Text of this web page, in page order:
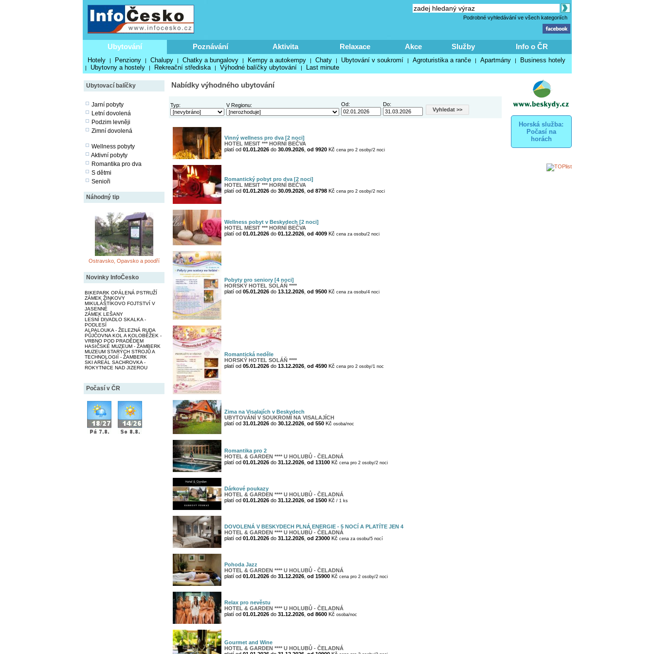
Podrobné vyhledávání ve všech kategoriích
Ubytování Poznávání Aktivita Relaxace Akce Služby Info o ČR
Hotely | Penziony | Chalupy | Chatky a bungalovy | Kempy a autokempy | Chaty | Ubytování v soukromí | Agroturistika a ranče | Apartmány | Business hotely
| Ubytovny a hostely | Rekreační střediska | Výhodné balíčky ubytování | Last minute
Ubytovací balíčky
Jarní pobyty
Letní dovolená
Podzim levněji
Zimní dovolená
Wellness pobyty
Aktivní pobyty
Romantika pro dva
S dětmi
Senioři
Náhodný tip
Ostravsko, Opavsko a poodří
Novinky InfoČesko
BIKEPARK OPÁLENÁ PSTRUŽÍ
ZÁMEK ŽINKOVY
MIKULÁŠTÍKOVO FOJTSTVÍ V
JASENNÉ
ZÁMEK LEŠANY
LESNÍ DIVADLO SKALKA -
PODLESÍ
ALPALOUKA - ŽELEZNÁ RUDA
PŮJČOVNA KOL A KOLOBĚŽEK -
VRBNO POD PRADĚDEM
HASIČSKÉ MUZEUM - ŽAMBERK
MUZEUM STARÝCH STROJŮ A
TECHNOLOGIÍ - ŽAMBERK
SKI AREÁL SACHROVKA -
ROKYTNICE NAD JIZEROU
Počasí v ČR
Horská služba:
Počasí na
horách
Nabídky výhodného ubytování
Typ: V Regionu: Od: Do:
Vinný wellness pro dva [2 noci]
HOTEL MESIT *** HORNÍ BEČVA
platí od 01.01.2026do 30.09.2026, od 9920Kč cena pro 2 osoby/2 noci
Romantický pobyt pro dva [2 noci]
HOTEL MESIT *** HORNÍ BEČVA
platí od 01.01.2026do 30.09.2026, od 8798Kč cena pro 2 osoby/2 noci
Wellness pobyt v Beskydech [2 noci]
HOTEL MESIT *** HORNÍ BEČVA
platí od 01.01.2026do 01.12.2026, od 4009Kč cena za osobu/2 noci
Pobyty pro seniory [4 noci]
HORSKÝ HOTEL SOLÁŇ ****
platí od 05.01.2026do 13.12.2026, od 9500Kč cena za osobu/4 noci
Romantická neděle
HORSKÝ HOTEL SOLÁŇ ****
platí od 05.01.2026do 13.12.2026, od 4590Kč cena pro 2 osoby/1 noc
Zima na Visalajích v Beskydech
UBYTOVÁNÍ V SOUKROMÍ NA VISALAJÍCH
platí od 31.01.2026do 30.12.2026, od 550Kč osoba/noc
Romantika pro 2
HOTEL & GARDEN **** U HOLUBŮ - ČELADNÁ
platí od 01.01.2026do 31.12.2026, od 13100Kč cena pro 2 osoby/2 noci
Dárkové poukazy
HOTEL & GARDEN **** U HOLUBŮ - ČELADNÁ
platí od 01.01.2026do 31.12.2026, od 1500Kč / 1 ks
DOVOLENÁ V BESKYDECH PLNÁ ENERGIE - 5 NOCÍ A PLATÍTE JEN 4
HOTEL & GARDEN **** U HOLUBŮ - ČELADNÁ
platí od 01.01.2026do 31.12.2026, od 23000Kč cena za osobu/5 nocí
Pohoda Jazz
HOTEL & GARDEN **** U HOLUBŮ - ČELADNÁ
platí od 01.01.2026do 31.12.2026, od 15900Kč cena pro 2 osoby/2 noci
Relax pro nevěstu
HOTEL & GARDEN **** U HOLUBŮ - ČELADNÁ
platí od 01.01.2026do 31.12.2026, od 8600Kč osoba/noc
Gourmet and Wine
HOTEL & GARDEN **** U HOLUBŮ - ČELADNÁ